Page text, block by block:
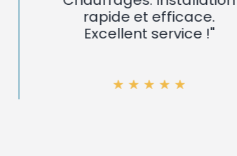
rapide et efficace.
Excellent service !"